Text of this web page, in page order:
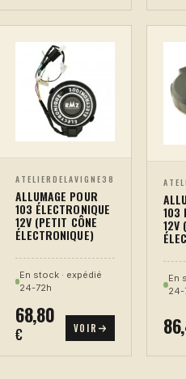
ATELIERDELAVIGNE38
ALLUMAGE POUR
103 ÉLECTRONIQUE
12V (PETIT CÔNE
ÉLECTRONIQUE)
En stock · expédié
24-72h
68,80
€ VOIR
103
12V
En
24-